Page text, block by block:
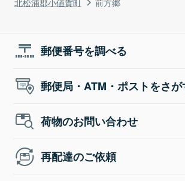
郵便番号を調べる
郵便局・ATM・ポストをさが
荷物のお問い合わせ
再配達のご依頼